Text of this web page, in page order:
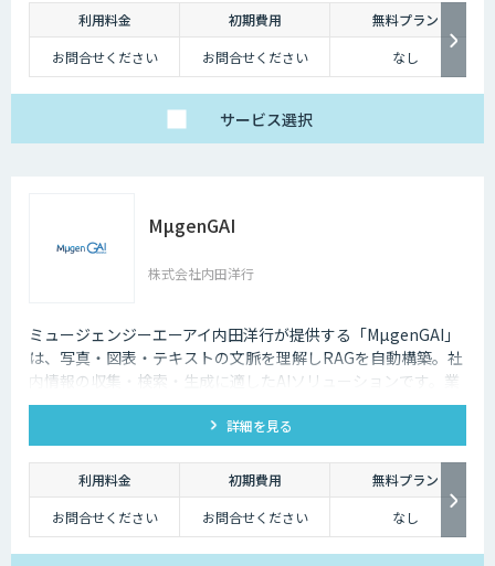
利用料金 初期費用
無料プラン
お問合せください
お問合せください なし
サービス選択
MµgenGAI
株式会社内田洋行
ミュージェンジーエーアイ内田洋行が提供する「MµgenGAI」
は、写真・図表・テキストの文脈を理解しRAGを自動構築。社
内情報の収集・検索・生成に適したAIソリューションです。業
種を問わず業務効率とナレッジ活用を支援します。
詳細を見る
利用料金 初期費用
無料プラン
お問合せください
お問合せください なし